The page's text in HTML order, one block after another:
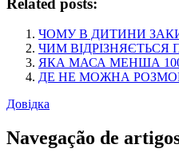
ЧОМУ В ДИТИНИ
ЧИМ ВІДРІЗНЯЄТЬСЯ
ЯКА МАСА МЕНША
ДЕ НЕ МОЖНА
Довідка
Navegação de